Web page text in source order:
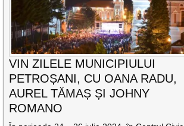
VIN ZILELE MUNICIPIULUI
PETROȘANI, CU OANA RADU,
AUREL TĂMAȘ ȘI JOHNY
ROMANO